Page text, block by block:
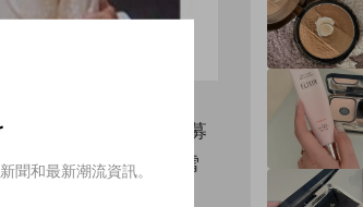
Central Kitchen 募
念在 2009 年因為滑雪
Richardson。
聞和最新潮流資訊。